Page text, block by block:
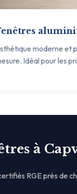
moderne et
Idéal pour les
à
RGE près de